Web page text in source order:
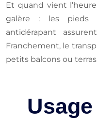
Et quand vient
galère : les pieds
antidérapant
Franchement, le
petits balcons ou